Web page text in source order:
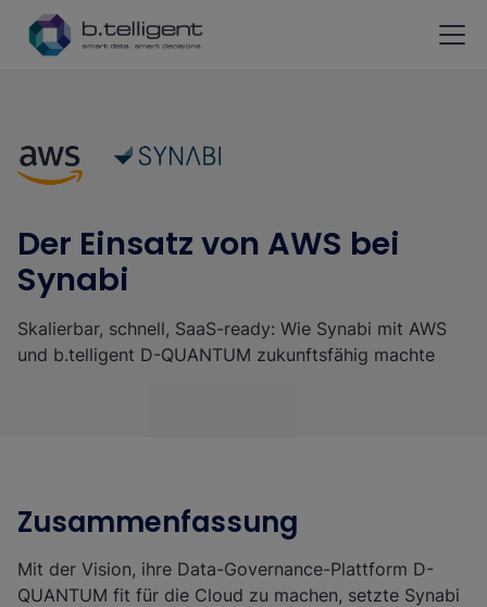
Zum Hauptinhalt springen
Der Einsatz von AWS bei
Synabi
Skalierbar, schnell, SaaS-ready: Wie Synabi mit AWS
und b.telligent D-QUANTUM zukunftsfähig machte
Zusammenfassung
Mit der Vision, ihre Data-Governance-Plattform D-
QUANTUM fit für die Cloud zu machen, setzte Synabi